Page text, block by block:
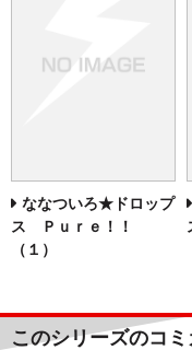
ななついろ★ドロップ
ス Ｐｕｒｅ！！
（１）
このシリーズのコ